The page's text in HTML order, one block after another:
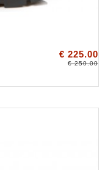
€ 225.00
€ 250.00